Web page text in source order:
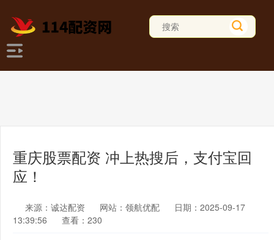
重庆股票配资 冲上热搜后，支付宝回
应！
来源：诚达配资 网站：领航优配
日期：2025-09-17
13:39:56
查看：230